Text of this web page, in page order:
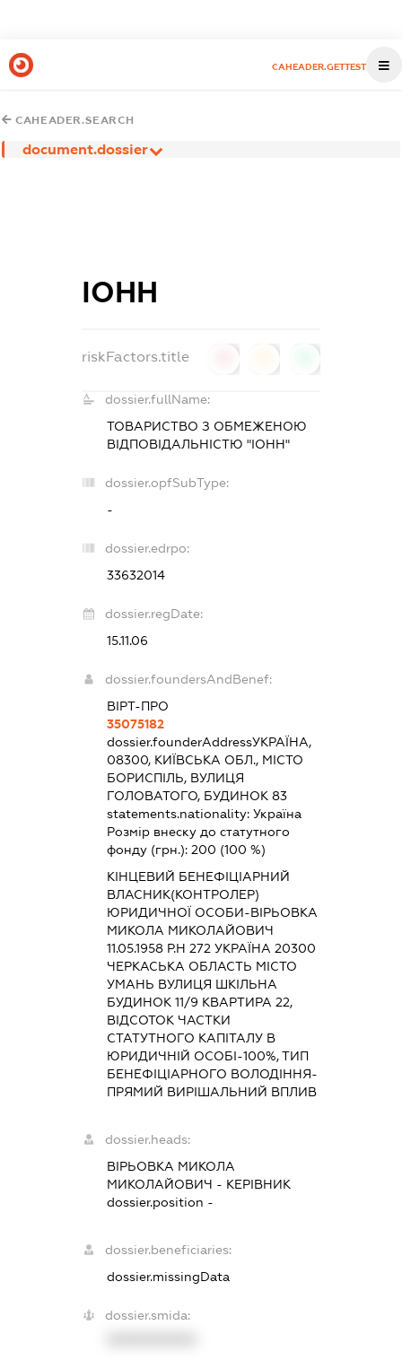
CAHEADER.GETTEST
CAHEADER.SEARCH
document.dossier
ІОНН
riskFactors.title
dossier.fullName:
ТОВАРИСТВО З ОБМЕЖЕНОЮ
ВІДПОВІДАЛЬНІСТЮ "ІОНН"
dossier.opfSubType:
-
dossier.edrpo:
33632014
dossier.regDate:
15.11.06
dossier.foundersAndBenef:
ВІРТ-ПРО
35075182
dossier.founderAddressУКРАЇНА,
08300, КИЇВСЬКА ОБЛ., МІСТО
БОРИСПІЛЬ, ВУЛИЦЯ
ГОЛОВАТОГО, БУДИНОК 83
statements.nationality: Україна
Розмір внеску до статутного
фонду (грн.): 200 (100 %)
КІНЦЕВИЙ БЕНЕФІЦІАРНИЙ
ВЛАСНИК(КОНТРОЛЕР)
ЮРИДИЧНОЇ ОСОБИ-ВІРЬОВКА
МИКОЛА МИКОЛАЙОВИЧ
11.05.1958 Р.Н 272 УКРАЇНА 20300
ЧЕРКАСЬКА ОБЛАСТЬ МІСТО
УМАНЬ ВУЛИЦЯ ШКІЛЬНА
БУДИНОК 11/9 КВАРТИРА 22,
ВІДСОТОК ЧАСТКИ
СТАТУТНОГО КАПІТАЛУ В
ЮРИДИЧНІЙ ОСОБІ-100%, ТИП
БЕНЕФІЦІАРНОГО ВОЛОДІННЯ-
ПРЯМИЙ ВИРІШАЛЬНИЙ ВПЛИВ
dossier.heads:
ВІРЬОВКА МИКОЛА
МИКОЛАЙОВИЧ - КЕРІВНИК
dossier.position -
dossier.beneficiaries:
dossier.missingData
dossier.smida: